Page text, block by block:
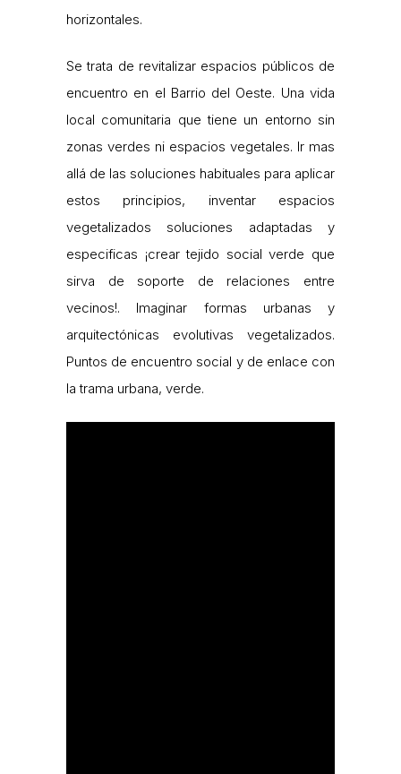
horizontales.
Se trata de revitalizar espacios públicos de
encuentro en el Barrio del Oeste. Una vida
local comunitaria que tiene un entorno sin
zonas verdes ni espacios vegetales. Ir mas
allá de las soluciones habituales para aplicar
estos principios, inventar espacios
vegetalizados soluciones adaptadas y
especificas ¡crear tejido social verde que
sirva de soporte de relaciones entre
vecinos!. Imaginar formas urbanas y
arquitectónicas evolutivas vegetalizados.
Puntos de encuentro social y de enlace con
la trama urbana, verde.